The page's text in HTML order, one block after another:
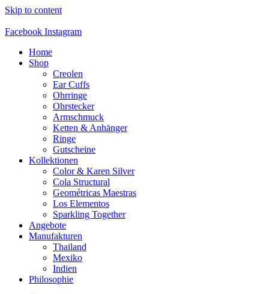
Skip to content
Facebook Instagram
Home
Shop
Creolen
Ear Cuffs
Ohrringe
Ohrstecker
Armschmuck
Ketten & Anhänger
Ringe
Gutscheine
Kollektionen
Color & Karen Silver
Cola Structural
Geométricas Maestras
Los Elementos
Sparkling Together
Angebote
Manufakturen
Thailand
Mexiko
Indien
Philosophie